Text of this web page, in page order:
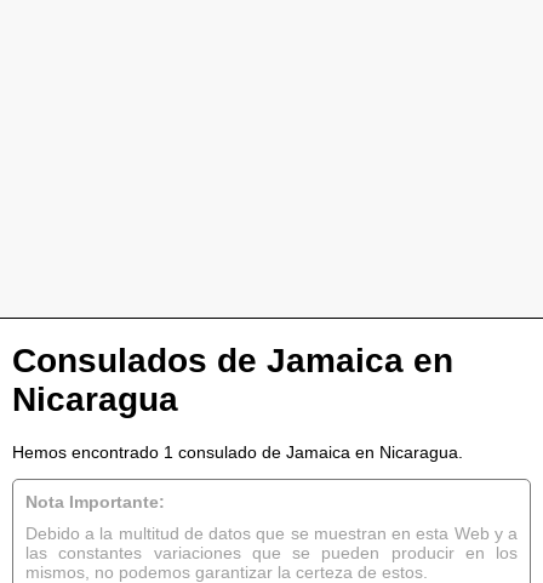
Consulados de Jamaica en
Nicaragua
Hemos encontrado 1 consulado de Jamaica en Nicaragua.
Nota Importante:
Debido a la multitud de datos que se muestran en esta Web y a
las constantes variaciones que se pueden producir en los
mismos, no podemos garantizar la certeza de estos.